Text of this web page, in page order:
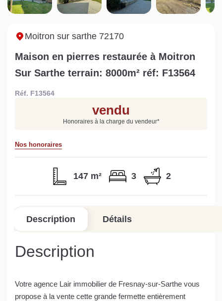
Sarthe pour booster sa
vente
quelles sont les
conséquences ?
Estimez votre bien en ligne.
en quelques clics.
Moitron sur sarthe 72170
Maison en pierres restaurée à Moitron
Sur Sarthe terrain: 8000m² réf: F13564
Réf. F13564
vendu
Honoraires à la charge du vendeur*
Nos honoraires
147 m² 3 2
Description Détails
Description
Votre agence Lair immobilier de Fresnay-sur-Sarthe vous
propose à la vente cette grande fermette entièrement